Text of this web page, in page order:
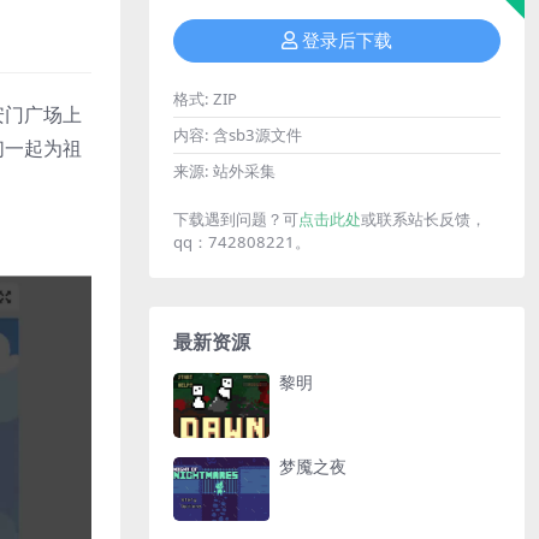
广场上
起为祖
登录后下载
格式: ZIP
内容: 含sb3源文件
来源: 站外采集
下载遇到问题？可点击此处或联系站长反馈，
qq：742808221。
最新资源
黎明
梦魇之夜